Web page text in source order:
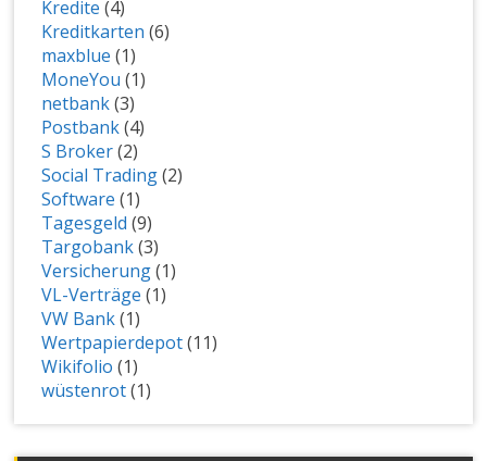
Kredite (4)
Kreditkarten (6)
maxblue (1)
MoneYou (1)
netbank(3)
Postbank(4)
S Broker(2)
Social Trading(2)
Software (1)
Tagesgeld (9)
Targobank(3)
Versicherung(1)
VL-Verträge (1)
VW Bank(1)
Wertpapierdepot(11)
Wikifolio (1)
wüstenrot(1)